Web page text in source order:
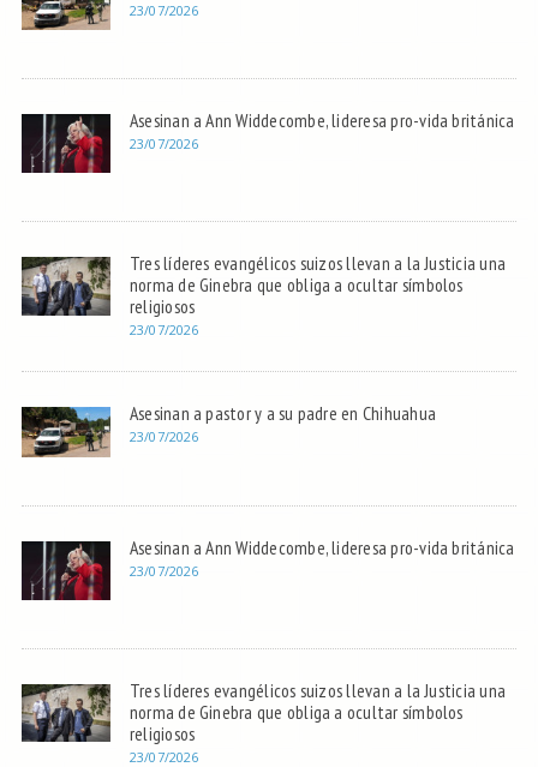
23/07/2026
Asesinan a Ann Widdecombe, lideresa pro-vida británica
23/07/2026
Tres líderes evangélicos suizos llevan a la Justicia una
norma de Ginebra que obliga a ocultar símbolos
religiosos
23/07/2026
Asesinan a pastor y a su padre en Chihuahua
23/07/2026
Asesinan a Ann Widdecombe, lideresa pro-vida británica
23/07/2026
Tres líderes evangélicos suizos llevan a la Justicia una
norma de Ginebra que obliga a ocultar símbolos
religiosos
23/07/2026